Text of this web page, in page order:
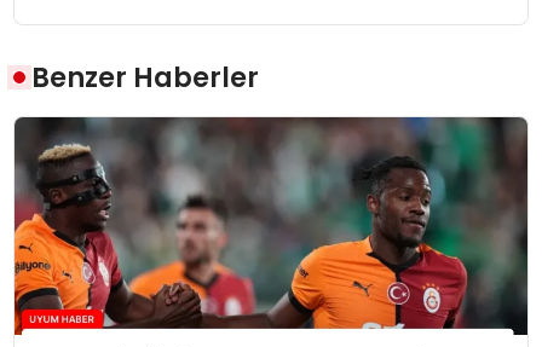
Benzer Haberler